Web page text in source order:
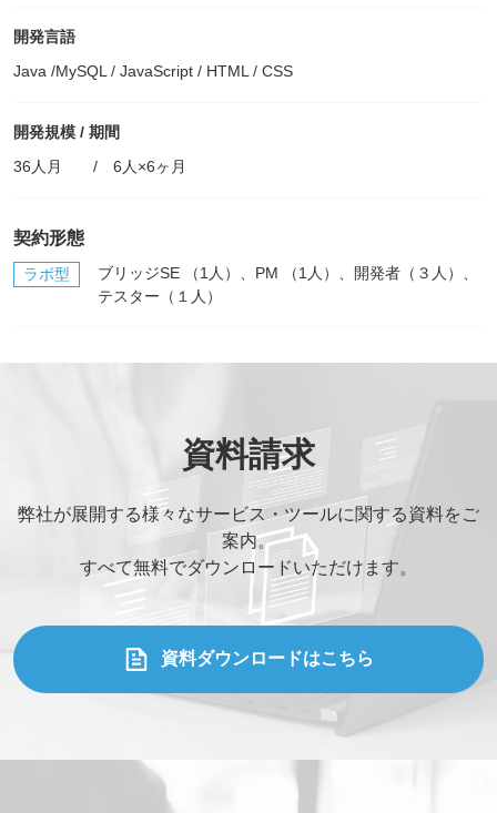
部署名*
開発言語
Java /MySQL / JavaScript / HTML / CSS
開発規模 / 期間
36人月 / 6人×6ヶ月
契約形態
ラボ型
ブリッジSE （1人）、PM （1人）、開発者（３人）、
テスター（１人）
資料請求
弊社が展開する様々なサービス・ツールに関する資料をご
案内。
すべて無料でダウンロードいただけます。
資料ダウンロードはこちら